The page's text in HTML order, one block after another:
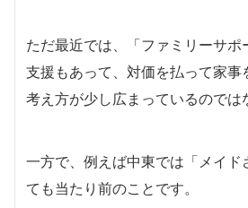
ただ最近では、「ファミリーサポ
支援もあって、対価を払って家事
考え方が少し広まっているのでは
一方で、例えば中東では「メイド
ても当たり前のことです。